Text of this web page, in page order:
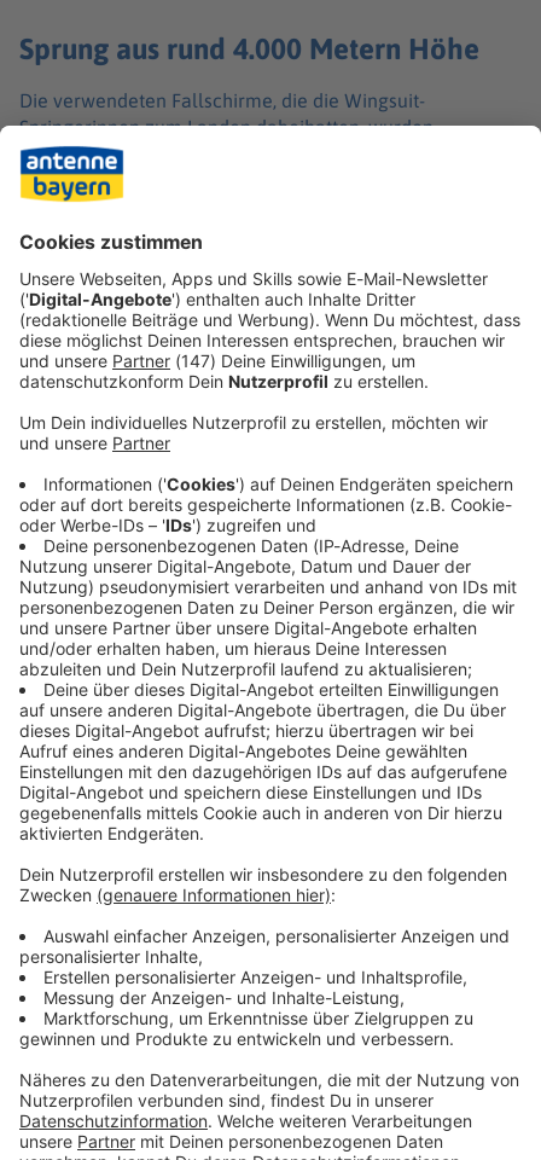
Sprung aus rund 4.000 Metern Höhe
Die verwendeten Fallschirme, die die Wingsuit-
Springerinnen zum Landen dabeihatten, wurden
sichergestellt. Die Gruppe sprang laut Polizei in rund
4.000 Metern Höhe aus einem Flugzeug. Nach dem Unfall
seien die beiden Frauen nur bedingt ansprechbar
gewesen und hätten keine Angaben zum Hergang
Immer auf dem Laufenden
bleiben!
Verpass' nichts mehr - mit unserem kostenlosen
ANTENNE BAYERN Newsletter. Ob Nachrichten,
Lifestyle oder unsere neuesten Aktionen - wir
informieren dich.
Zum Newsletter anmelden